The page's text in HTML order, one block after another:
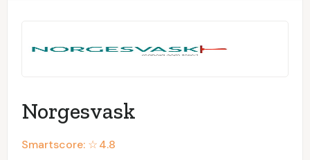
Norgesvask
Smartscore: ☆4.8